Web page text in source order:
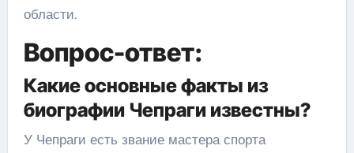
области.
Вопрос-ответ:
Какие основные факты из
биографии Чепраги известны?
У Чепраги есть звание мастера спорта